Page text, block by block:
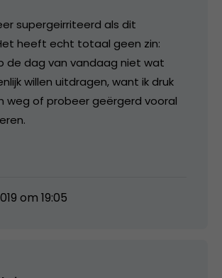
supergeirriteerd als dit
heeft echt totaal geen zin:
de dag van vandaag niet wat
willen uitdragen, want ik druk
weg of probeer geërgerd vooral
om 19:05